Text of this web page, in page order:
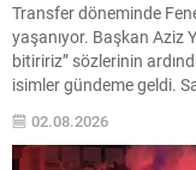
Transfer döneminde
yaşanıyor. Başkan Aziz
bitiririz” sözlerinin
isimler gündeme geldi.
Başkan Yıldırım’ın
forvet için Borussia
bedelinin 30...
02.08.2026